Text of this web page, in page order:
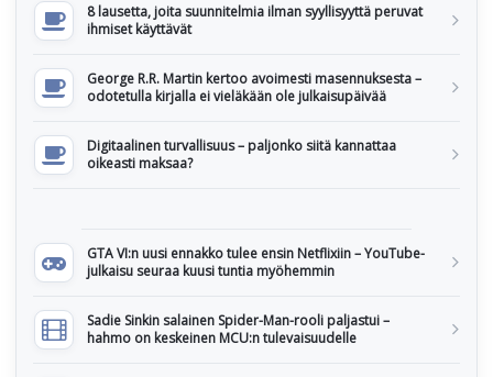
8 lausetta, joita suunnitelmia ilman syyllisyyttä peruvat
ihmiset käyttävät
George R.R. Martin kertoo avoimesti masennuksesta –
odotetulla kirjalla ei vieläkään ole julkaisupäivää
Digitaalinen turvallisuus – paljonko siitä kannattaa
oikeasti maksaa?
GTA VI:n uusi ennakko tulee ensin Netflixiin – YouTube-
julkaisu seuraa kuusi tuntia myöhemmin
Sadie Sinkin salainen Spider-Man-rooli paljastui –
hahmo on keskeinen MCU:n tulevaisuudelle